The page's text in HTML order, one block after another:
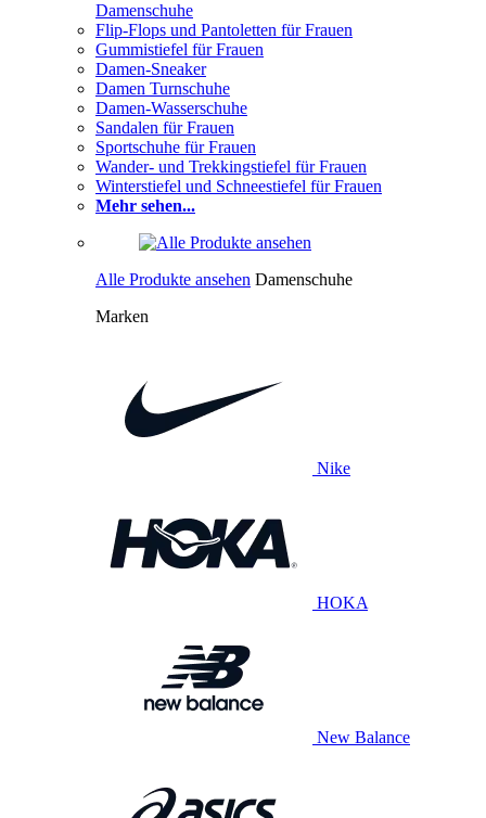
Damenschuhe
Flip-Flops und Pantoletten für Frauen
Gummistiefel für Frauen
Damen-Sneaker
Damen Turnschuhe
Damen-Wasserschuhe
Sandalen für Frauen
Sportschuhe für Frauen
Wander- und Trekkingstiefel für Frauen
Winterstiefel und Schneestiefel für Frauen
Mehr sehen...
Alle Produkte ansehen Damenschuhe
Marken
Nike
HOKA
New Balance